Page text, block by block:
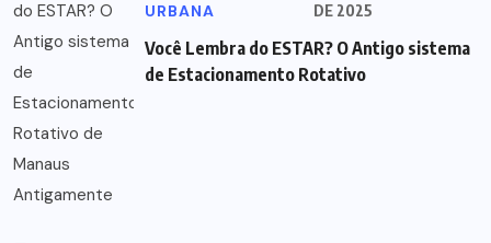
URBANA
DE 2025
Você Lembra do ESTAR? O Antigo sistema
de Estacionamento Rotativo